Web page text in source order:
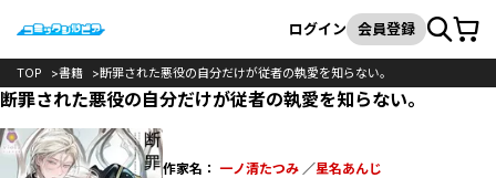
検索
ログイン 会員登録カート
TOP 書籍 断罪された悪役の自分だけが従者の執愛を知らない。
断罪された悪役の自分だけが従者の執愛を知らない。
作家名： 一ノ清たつみ／星名あんじ